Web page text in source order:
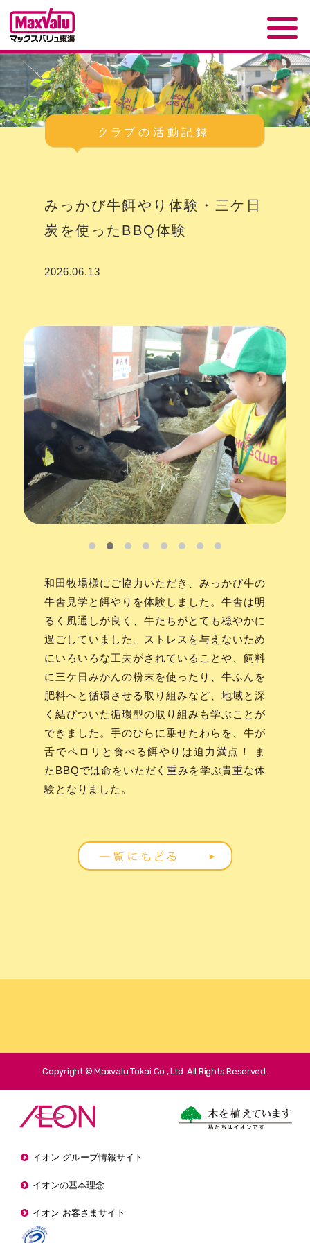
みっかび牛餌やり体験・三ケ日
炭を使ったBBQ体験
2026.06.13
和田牧場様にご協力いただき、みっかび牛の
牛舎見学と餌やりを体験しました。牛舎は明
るく風通しが良く、牛たちがとても穏やかに
過ごしていました。ストレスを与えないため
にいろいろな工夫がされていることや、飼料
に三ケ日みかんの粉末を使ったり、牛ふんを
肥料へと循環させる取り組みなど、地域と深
く結びついた循環型の取り組みも学ぶことが
できました。手のひらに乗せたわらを、牛が
舌でペロリと食べる餌やりは迫力満点！ ま
たBBQでは命をいただく重みを学ぶ貴重な体
験となりました。
Copyright © Maxvalu Tokai Co., Ltd. All Rights Reserved.
イオン グループ情報サイト
イオンの基本理念
イオン お客さまサイト